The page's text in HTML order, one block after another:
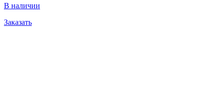
В наличии
Заказать